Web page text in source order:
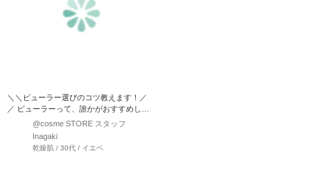
＼＼ビューラー選びのコツ教えます！／
／ ビューラーって、誰かがおすすめして
ても、自分の目には…
@cosme STORE スタッフ
Inagaki
乾燥肌 / 30代 / イエベ